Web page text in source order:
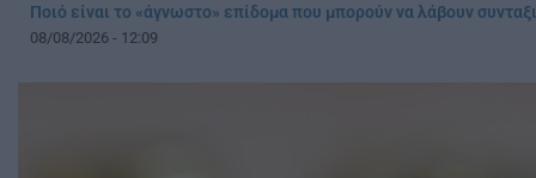
Ποιό είναι το «άγνωστο» επίδομα που μπορούν να λάβουν
08/08/2026 - 12:09